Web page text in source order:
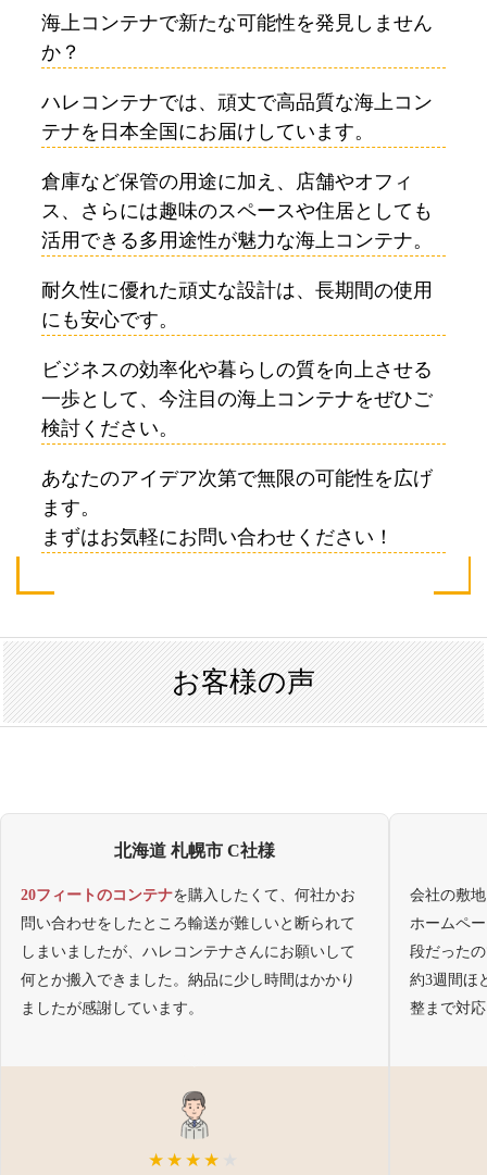
海上コンテナで新たな可能性を発見しません
か？
ハレコンテナでは、頑丈で高品質な海上コン
テナを日本全国にお届けしています。
倉庫など保管の用途に加え、店舗やオフィ
ス、さらには趣味のスペースや住居としても
活用できる多用途性が魅力な海上コンテナ。
耐久性に優れた頑丈な設計は、長期間の使用
にも安心です。
ビジネスの効率化や暮らしの質を向上させる
一歩として、今注目の海上コンテナをぜひご
検討ください。
あなたのアイデア次第で無限の可能性を広げ
ます。
まずはお気軽にお問い合わせください！
お客様の声
北海道 札幌市 C社様
20フィートのコンテナを購入したくて、何社かお
問い合わせをしたところ輸送が難しいと断られて
しまいましたが、ハレコンテナさんにお願いして
何とか搬入できました。納品に少し時間はかかり
ましたが感謝しています。
★★★★
会社の敷
ホームペ
段だった
約3週間ほ
整まで対